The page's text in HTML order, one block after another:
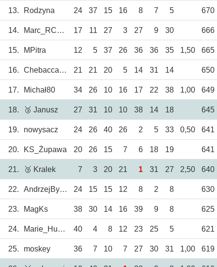
13. Rodzyna 24 37 15 16 8 7 5 670
14. Marc_RC1920 17 11 27 3 27 9 30 666
15. MPitra 12 5 37 26 36 36 35 1,50 665
16. Chebacca2021 21 21 20 5 14 31 14 650
17. Michał80 34 26 10 16 17 22 38 1,00 649
18. 🥉 Janusz 27 31 10 10 38 14 18 645
19. nowysacz 24 26 40 26 2 5 33 0,50 641
20. KS_Żupawa 20 26 15 7 6 18 19 641
21. 🥉 Kralek 7 3 20 21 1 31 27 2,50 640
22. AndrzejBystrzyc 24 15 15 12 8 2 8 630
23. MagKs 38 30 14 16 39 9 8 625
24. Marie_Huanna 40 4 8 12 23 25 5 621
25. moskey 36 7 10 7 27 30 31 1,00 619